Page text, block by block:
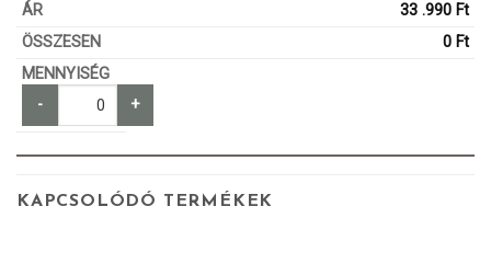
33 .990 Ft
0 Ft
- +
KAPCSOLÓDÓ TERMÉKEK